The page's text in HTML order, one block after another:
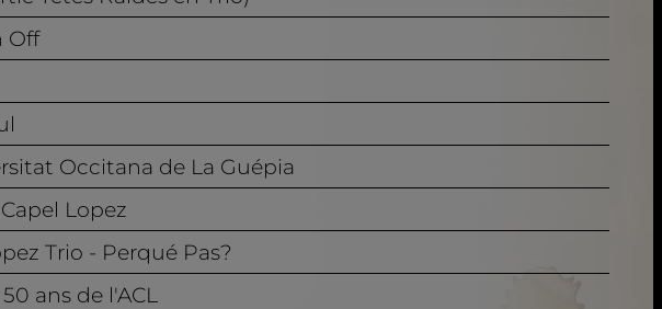
Off
Occitana de La Guépia
Lopez
Trio - Perqué Pas?
ans de l'ACL